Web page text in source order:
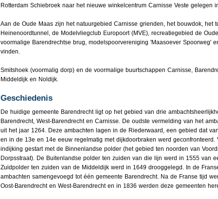
Rotterdam Schiebroek naar het nieuwe winkelcentrum Carnisse Veste gelegen
Aan de Oude Maas zijn het natuurgebied Carnisse grienden, het bouwdok, het
Heinenoordtunnel, de Modelvliegclub Europoort (MVE), recreatiegebied de
voormalige Barendrechtse brug, modelspoorvereniging 'Maasoever Spoorweg'
vinden.
Smitshoek (voormalig dorp) en de voormalige buurtschappen Carnisse,
Middeldijk en Noldijk.
Geschiedenis
De huidige gemeente Barendrecht ligt op het gebied van drie
Barendrecht, West-Barendrecht en Carnisse. De oudste vermelding van het
uit het jaar 1264. Deze ambachten lagen in de Riederwaard, een gebied dat
en in de 13e en 14e eeuw regelmatig met dijkdoorbraken werd geconfronteerd.
indijking gestart met de Binnenlandse polder (het gebied ten noorden van
Dorpsstraat). De Buitenlandse polder ten zuiden van die lijn werd in 1555 van
Zuidpolder ten zuiden van de Middeldijk werd in 1649 drooggelegd. In de
ambachten samengevoegd tot één gemeente Barendrecht. Na de Franse tijd
Oost-Barendrecht en West-Barendrecht en in 1836 werden deze gemeenten